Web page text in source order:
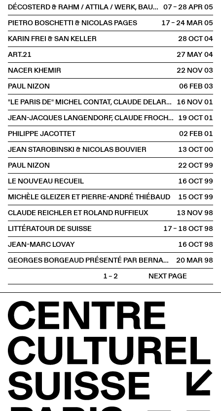
DÉCOSTERD & RAHM / ATTILA / WERK, BAUEN + WOHNEN 07 – 28 APR2005
PIETRO BOSCHETTI & NICOLAS PAGES
17 – 24 MAR2005
KARIN FREI & SAN KELLER
28 OCT2004
ART.21
27 MAY2004
NACER KHEMIR
22 NOV2003
PAUL NIZON
06 FEB2003
"LE PARIS DE" MICHEL CONTAT, CLAUDE DELARUE & BERNARD COMMENT 16 NOV2001
JEAN-JACQUES LANGENDORF, CLAUDE FROCHAUX & ANNE-MARIE JATON 19 OCT2001
PHILIPPE JACOTTET
02 FEB2001
JEAN STAROBINSKI & NICOLAS BOUVIER
13 OCT2000
PAUL NIZON
22 OCT1999
LE NOUVEAU RECUEIL
16 OCT1999
MICHÈLE GLEIZER ET PIERRE-ANDRÉ THIÉBAUD
15 OCT1999
CLAUDE REICHLER ET ROLAND RUFFIEUX
13 NOV1998
LITTÉRATOUR DE SUISSE
17 – 18 OCT1998
JEAN-MARC LOVAY
16 OCT1998
GEORGES BORGEAUD PRÉSENTÉ PAR BERNARD COMMENT
20 MAR1998
1 – 2
NEXT PAGE